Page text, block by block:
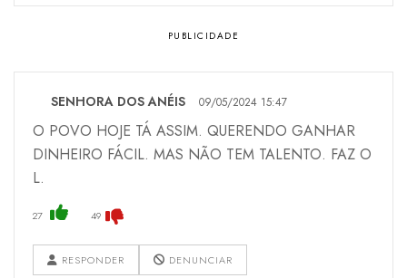
SENHORA DOS ANÉIS 09/05/2024 15:47
O POVO HOJE TÁ ASSIM. QUERENDO GANHAR
DINHEIRO FÁCIL. MAS NÃO TEM TALENTO. FAZ O
L.
27 49
RESPONDER DENUNCIAR